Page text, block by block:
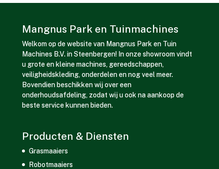
Mangnus Park en Tuinmachines
Welkom op de website van Mangnus Park en Tuin
Machines B.V. in Steenbergen! In onze showroom vindt
u grote en kleine machines, gereedschappen,
veiligheidskleding, onderdelen en nog veel meer.
Bovendien beschikken wij over een
onderhoudsafdeling, zodat wij u ook na aankoop de
beste service kunnen bieden.
Producten & Diensten
Grasmaaiers
Robotmaaiers